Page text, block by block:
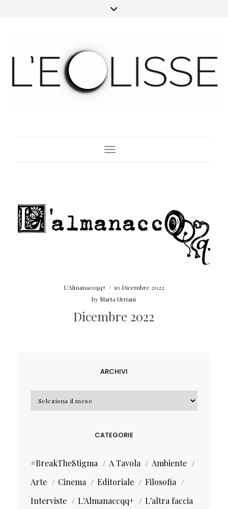
Toggle Navigation
L'Almanaccqq+ / 10 Dicembre 2022
by Marta Urriani
Dicembre 2022
ARCHIVI
Archivi
CATEGORIE
#BreakTheStigma A Tavola
Ambiente
Arte
Cinema Editoriale
Filosofia
Interviste
L'Almanaccqq+
L'altra faccia